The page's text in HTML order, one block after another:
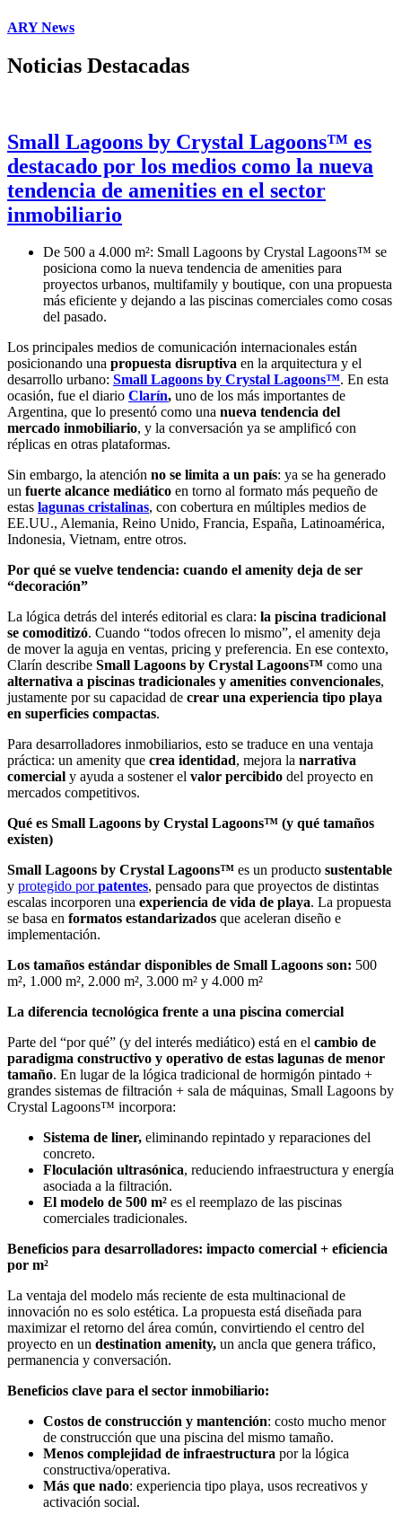
ARY News
Noticias Destacadas
Small Lagoons by Crystal Lagoons™ es
destacado por los medios como la nueva
tendencia de amenities en el sector
inmobiliario
De 500 a 4.000 m²: Small Lagoons by Crystal Lagoons™ se
posiciona como la nueva tendencia de amenities para
proyectos urbanos, multifamily y boutique, con una propuesta
más eficiente y dejando a las piscinas comerciales como cosas
del pasado.
Los principales medios de comunicación internacionales están
posicionando una propuesta disruptiva en la arquitectura y el
desarrollo urbano: Small Lagoons by Crystal Lagoons™. En esta
ocasión, fue el diario Clarín, uno de los más importantes de
Argentina, que lo presentó como una nueva tendencia del
mercado inmobiliario, y la conversación ya se amplificó con
réplicas en otras plataformas.
Sin embargo, la atención no se limita a un país: ya se ha generado
un fuerte alcance mediático en torno al formato más pequeño de
estas lagunas cristalinas, con cobertura en múltiples medios de
EE.UU., Alemania, Reino Unido, Francia, España, Latinoamérica,
Indonesia, Vietnam, entre otros.
Por qué se vuelve tendencia: cuando el amenity deja de ser
“decoración”
La lógica detrás del interés editorial es clara: la piscina tradicional
se comoditizó. Cuando “todos ofrecen lo mismo”, el amenity deja
de mover la aguja en ventas, pricing y preferencia. En ese contexto,
Clarín describe Small Lagoons by Crystal Lagoons™ como una
alternativa a piscinas tradicionales y amenities convencionales,
justamente por su capacidad de crear una experiencia tipo playa
en superficies compactas.
Para desarrolladores inmobiliarios, esto se traduce en una ventaja
práctica: un amenity que crea identidad, mejora la narrativa
comercial y ayuda a sostener el valor percibido del proyecto en
mercados competitivos.
Qué es Small Lagoons by Crystal Lagoons™ (y qué tamaños
existen)
Small Lagoons by Crystal Lagoons™ es un producto sustentable
y protegido porpatentes, pensado para que proyectos de distintas
escalas incorporen una experiencia de vida de playa. La propuesta
se basa en formatos estandarizados que aceleran diseño e
implementación.
Los tamaños estándar disponibles de Small Lagoons son: 500
m², 1.000 m², 2.000 m², 3.000 m² y 4.000 m²
La diferencia tecnológica frente a una piscina comercial
Parte del “por qué” (y del interés mediático) está en el cambio de
paradigma constructivo y operativo de estas lagunas de menor
tamaño. En lugar de la lógica tradicional de hormigón pintado +
grandes sistemas de filtración + sala de máquinas, Small Lagoons by
Crystal Lagoons™ incorpora:
Sistema de liner, eliminando repintado y reparaciones del
concreto.
Floculación ultrasónica, reduciendo infraestructura y energía
asociada a la filtración.
El modelo de 500 m² es el reemplazo de las piscinas
comerciales tradicionales.
Beneficios para desarrolladores: impacto comercial + eficiencia
por m²
La ventaja del modelo más reciente de esta multinacional de
innovación no es solo estética. La propuesta está diseñada para
maximizar el retorno del área común, convirtiendo el centro del
proyecto en un destination amenity, un ancla que genera tráfico,
permanencia y conversación.
Beneficios clave para el sector inmobiliario:
Costos de construcción y mantención: costo mucho menor
de construcción que una piscina del mismo tamaño.
Menos complejidad de infraestructura por la lógica
constructiva/operativa.
Más que nado: experiencia tipo playa, usos recreativos y
activación social.